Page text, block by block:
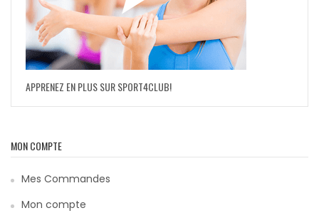
APPRENEZ EN PLUS SUR SPORT4CLUB!
MON COMPTE
Mes Commandes
Mon compte